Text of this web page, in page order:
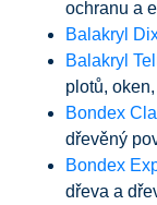
ochranu a
Balakryl
Balakryl
plotů,
Bondex
dřevěný
Bondex
dřeva a